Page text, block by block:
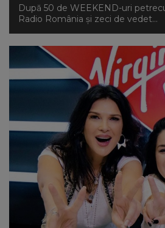
După 50 de WEEKEND-uri
Radio România și zeci de vedet...